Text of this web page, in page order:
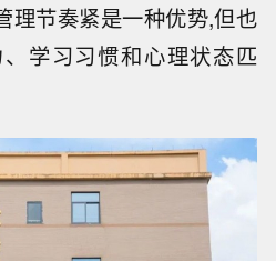
理节奏紧是一种优势,但也
学习习惯和心理状态匹